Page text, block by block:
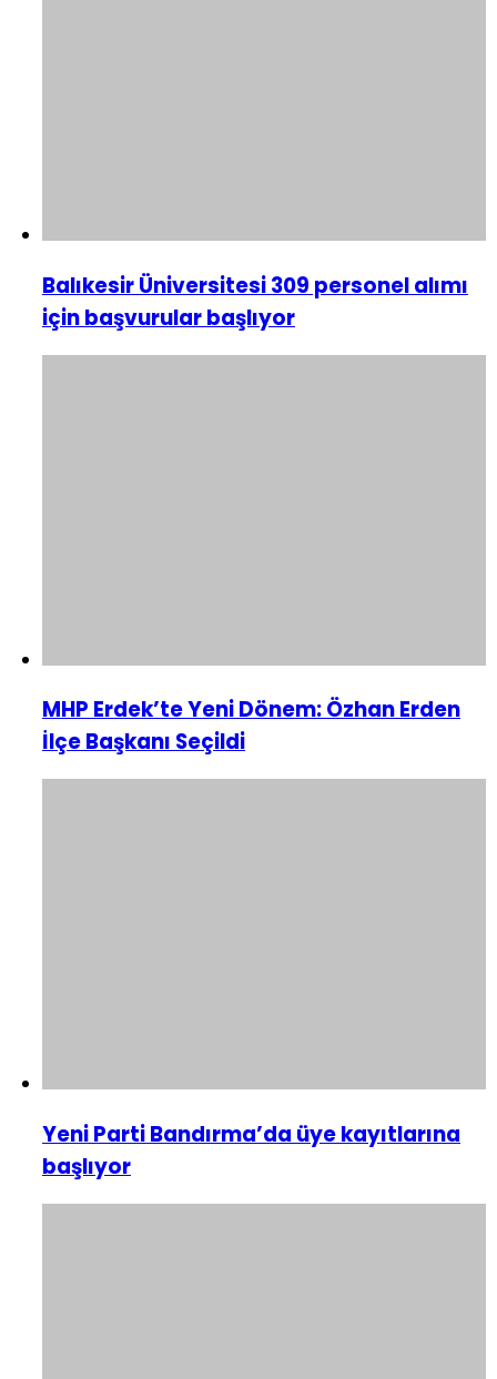
Balıkesir Üniversitesi 309 personel alımı
için başvurular başlıyor
MHP Erdek’te Yeni Dönem: Özhan Erden
İlçe Başkanı Seçildi
Yeni Parti Bandırma’da üye kayıtlarına
başlıyor